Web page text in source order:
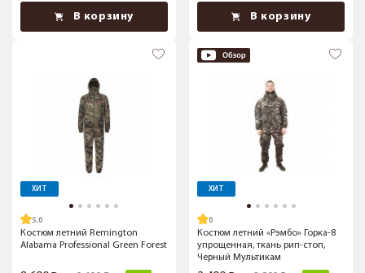
В корзину В корзину
ХИТ
5.0
Костюм летний Remington
Alabama Professional Green Forest
ХИТ
Костюм летний «Рэмбо» Горка-8
упрощенная, ткань рип-стоп,
Черный Мультикам